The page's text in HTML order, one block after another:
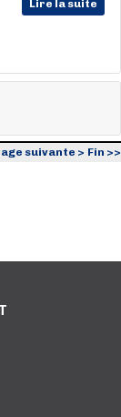
Lire la suite
suivante > Fin >>